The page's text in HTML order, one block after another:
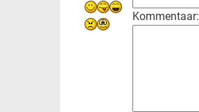
Kommentaar: